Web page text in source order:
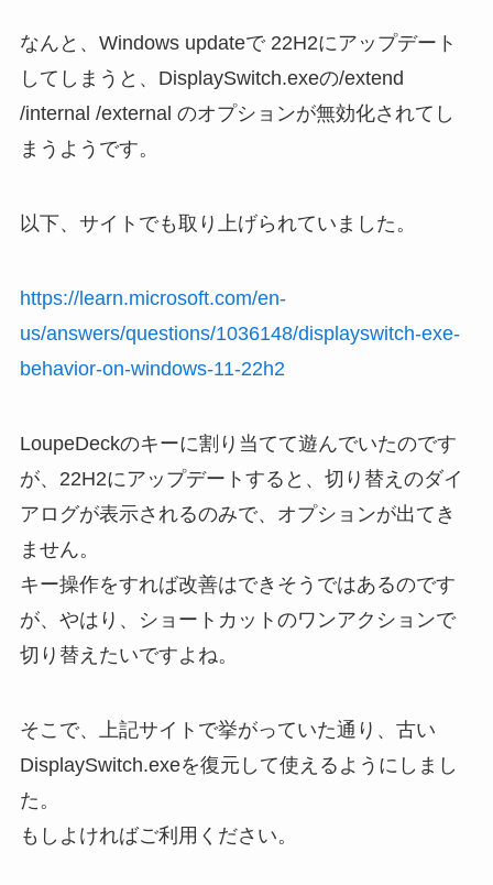
なんと、Windows updateで 22H2にアップデート
してしまうと、DisplaySwitch.exeの/extend
/internal /external のオプションが無効化されてし
まうようです。
以下、サイトでも取り上げられていました。
https://learn.microsoft.com/en-
us/answers/questions/1036148/displayswitch-exe-
behavior-on-windows-11-22h2
LoupeDeckのキーに割り当てて遊んでいたのです
が、22H2にアップデートすると、切り替えのダイ
アログが表示されるのみで、オプションが出てき
ません。
キー操作をすれば改善はできそうではあるのです
が、やはり、ショートカットのワンアクションで
切り替えたいですよね。
そこで、上記サイトで挙がっていた通り、古い
DisplaySwitch.exeを復元して使えるようにしまし
た。
もしよければご利用ください。